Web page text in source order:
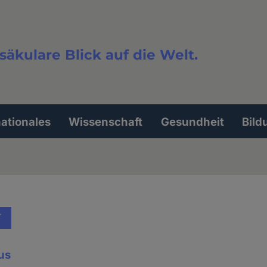
Blick auf die Welt.
Wissenschaft Gesundheit